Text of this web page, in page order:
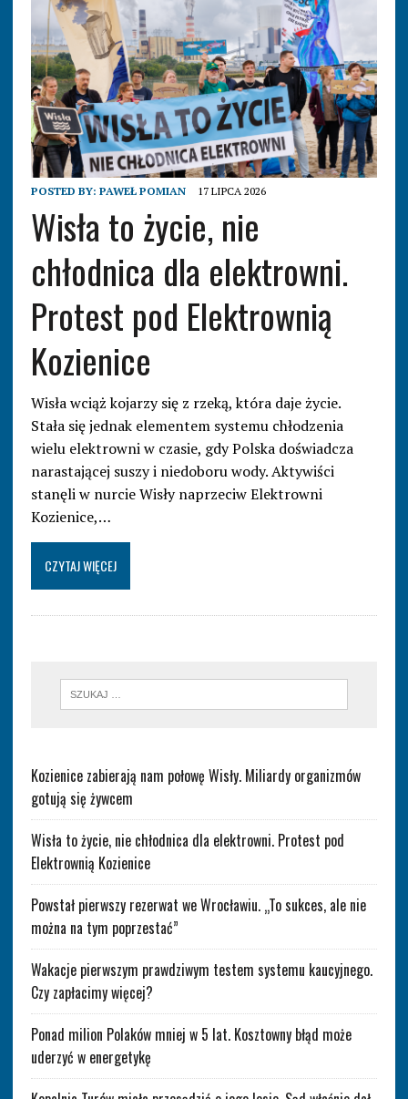
POSTED BY: PAWEŁ POMIAN 17 LIPCA 2026
Wisła to życie, nie
chłodnica dla elektrowni.
Protest pod Elektrownią
Kozienice
Wisła wciąż kojarzy się z rzeką, która daje życie.
Stała się jednak elementem systemu chłodzenia
wielu elektrowni w czasie, gdy Polska doświadcza
narastającej suszy i niedoboru wody. Aktywiści
stanęli w nurcie Wisły naprzeciw Elektrowni
Kozienice,…
CZYTAJ WIĘCEJ
Kozienice zabierają nam połowę Wisły. Miliardy organizmów
gotują się żywcem
Wisła to życie, nie chłodnica dla elektrowni. Protest pod
Elektrownią Kozienice
Powstał pierwszy rezerwat we Wrocławiu. „To sukces, ale nie
można na tym poprzestać”
Wakacje pierwszym prawdziwym testem systemu kaucyjnego.
Czy zapłacimy więcej?
Ponad milion Polaków mniej w 5 lat. Kosztowny błąd może
uderzyć w energetykę